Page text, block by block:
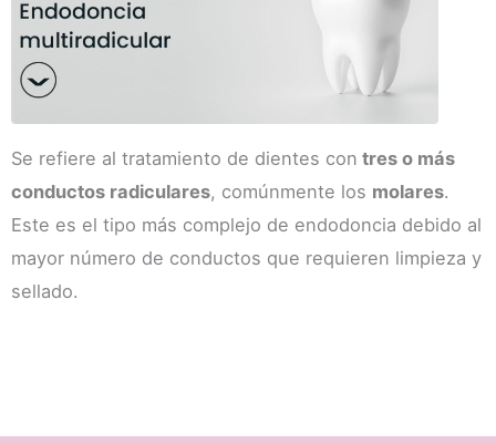
Se refiere al tratamiento de dientes con tres o más
conductos radiculares, comúnmente los molares.
Este es el tipo más complejo de endodoncia debido al
mayor número de conductos que requieren limpieza y
sellado.